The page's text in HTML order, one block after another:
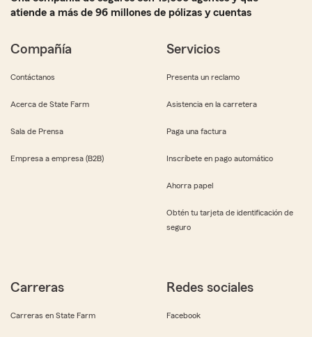
atiende a más de 96 millones de pólizas y cuentas
Compañía
Contáctanos
Acerca de State Farm
Sala de Prensa
Empresa a empresa (B2B)
Servicios
Presenta un reclamo
Asistencia en la carretera
Paga una factura
Inscríbete en pago automático
Ahorra papel
Obtén tu tarjeta de identificación de
seguro
Carreras
Carreras en State Farm
Redes sociales
Facebook